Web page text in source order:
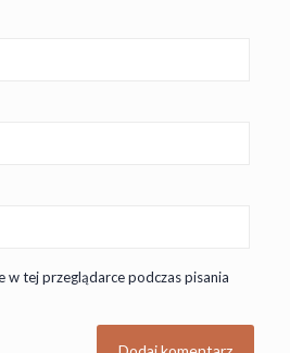
w tej przeglądarce podczas pisania